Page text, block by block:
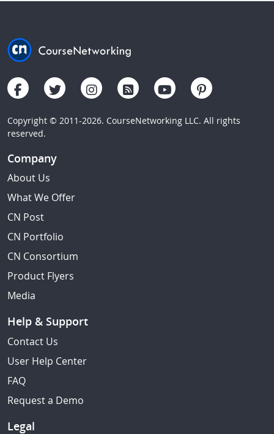
Copyright © 2011-2026. CourseNetworking LLC. All rights
reserved.
Company
About Us
What We Offer
CN Post
CN Portfolio
CN Consortium
Product Flyers
Media
Help & Support
Contact Us
User Help Center
FAQ
Request a Demo
Legal